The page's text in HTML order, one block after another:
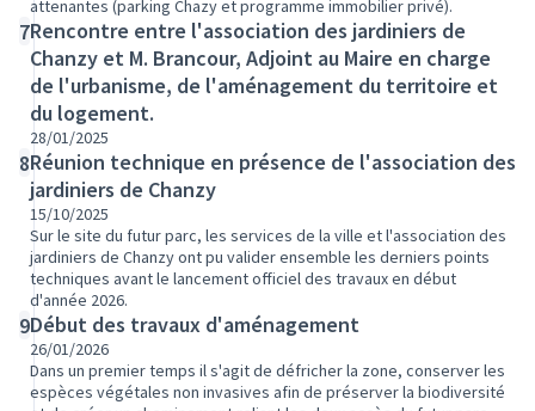
attenantes (parking Chazy et programme immobilier privé).
7Rencontre entre l'association des jardiniers de
Chanzy et M. Brancour, Adjoint au Maire en charge
de l'urbanisme, de l'aménagement du territoire et
du logement.
28/01/2025
8Réunion technique en présence de l'association des
jardiniers de Chanzy
15/10/2025
Sur le site du futur parc, les services de la ville et l'association des
jardiniers de Chanzy ont pu valider ensemble les derniers points
techniques avant le lancement officiel des travaux en début
d'année 2026.
9Début des travaux d'aménagement
26/01/2026
Dans un premier temps il s'agit de défricher la zone, conserver les
espèces végétales non invasives afin de préserver la biodiversité